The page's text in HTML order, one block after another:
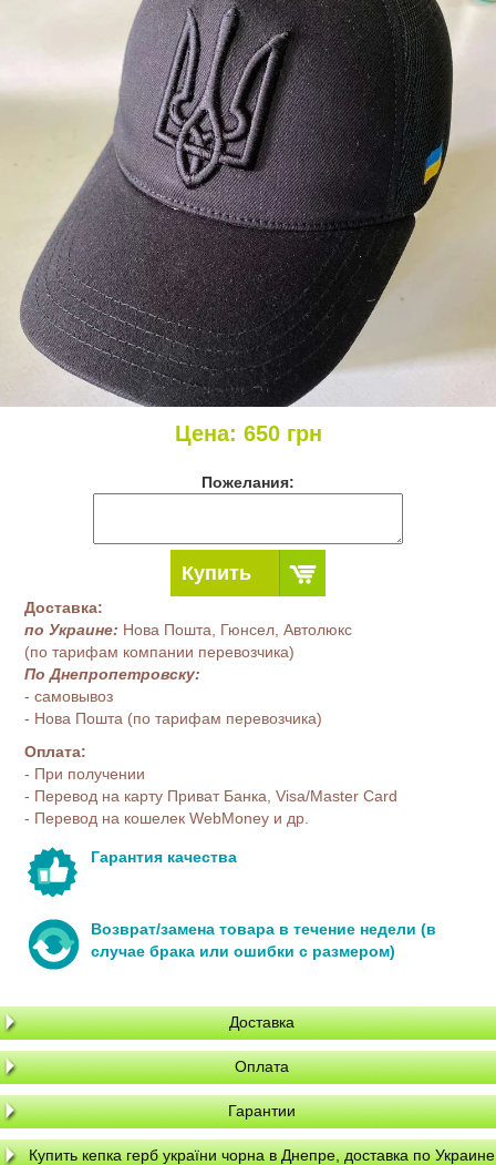
Цена: 650грн
Пожелания:
Купить
Доставка:
по Украине: Нова Пошта, Гюнсел, Автолюкс
(по тарифам компании перевозчика)
По Днепропетровску:
- самовывоз
- Нова Пошта (по тарифам перевозчика)
Оплата:
- При получении
- Перевод на карту Приват Банка, Visa/Master Card
- Перевод на кошелек WebMoney и др.
Гарантия качества
Возврат/замена товара в течение недели (в
случае брака или ошибки с размером)
Доставка
Оплата
Гарантии
Купить кепка герб україни чорна в Днепре, доставка по Украине